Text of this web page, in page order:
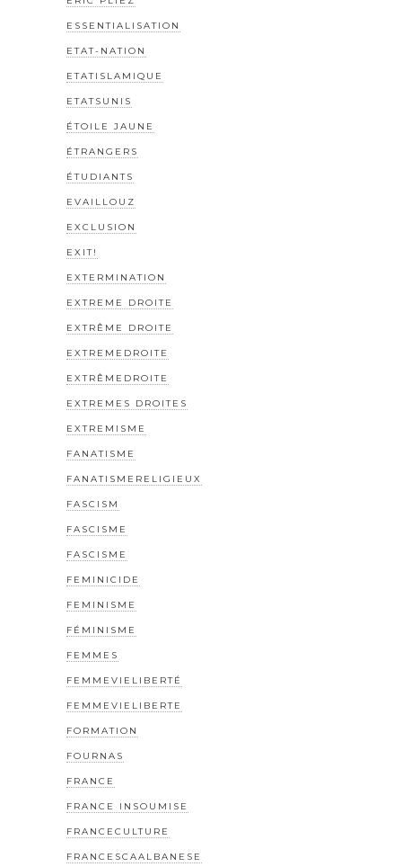
ESSENTIALISATION
ETAT-NATION
ETATISLAMIQUE
ETATSUNIS
ÉTOILE JAUNE
ÉTRANGERS
ÉTUDIANTS
EVAILLOUZ
EXCLUSION
EXIT!
EXTERMINATION
EXTREME DROITE
EXTRÊME DROITE
EXTREMEDROITE
EXTRÊMEDROITE
EXTREMES DROITES
EXTREMISME
FANATISME
FANATISMERELIGIEUX
FASCISM
FASCISME
FASCISME
FEMINICIDE
FEMINISME
FÉMINISME
FEMMES
FEMMEVIELIBERTÉ
FEMMEVIELIBERTE
FORMATION
FOURNAS
FRANCE
FRANCE INSOUMISE
FRANCECULTURE
FRANCESCAALBANESE